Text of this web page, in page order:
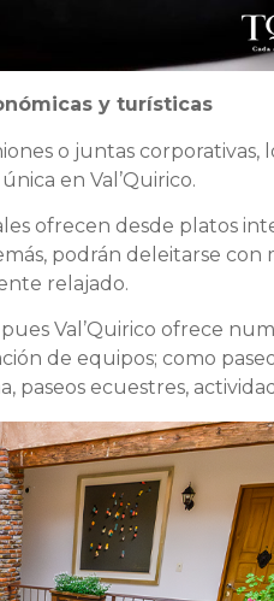
y turísticas
o juntas
en Val’Quirico.
ofrecen desde platos
podrán deleitarse
relajado.
Val’Quirico ofrece
de equipos; como
paseos ecuestres,